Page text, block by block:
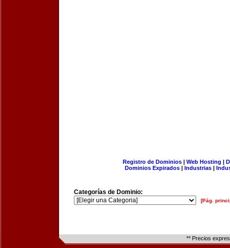
Registro de Dominios| Web Hosting |
Dominios Expirados | Industrias |
Categorías de Dominio:
[Pág.
** Precios